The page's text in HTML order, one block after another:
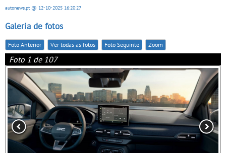
autonews.pt @ 12-10-2025 16:20:27
Galeria de fotos
Foto Anterior Ver todas as fotos Foto Seguinte Zoom
Foto 1 de 107